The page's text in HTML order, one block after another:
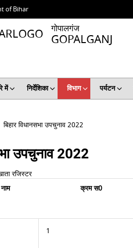
of Bihar
गोपालगंज
GOPALGANJ
में निर्देशिका विभाग पर्यटन
बिहार विधानसभा उपचुनाव 2022
उपचुनाव 2022
रजिस्टर
क्रम स0
1